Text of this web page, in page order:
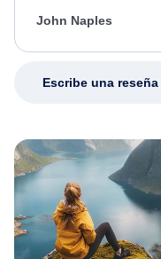
appreciate her
John Naples
Escribe una reseña